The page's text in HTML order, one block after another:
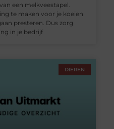
een melkveestapel.
te maken voor je koeien
presteren. Dus zorg
in je bedrijf
DIEREN